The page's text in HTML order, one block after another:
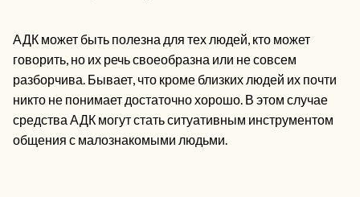
АДК может быть полезна для тех людей, кто может
говорить, но их речь своеобразна или не совсем
разборчива. Бывает, что кроме близких людей их почти
никто не понимает достаточно хорошо. В этом случае
средства АДК могут стать ситуативным инструментом
общения с малознакомыми людьми.